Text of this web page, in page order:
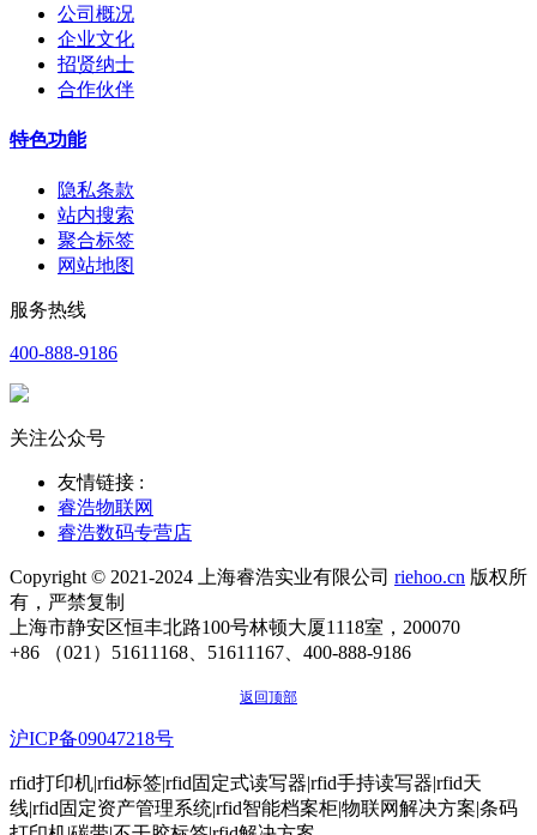
公司概况
企业文化
招贤纳士
合作伙伴
特色功能
隐私条款
站内搜索
聚合标签
网站地图
服务热线
400-888-9186
关注公众号
友情链接 :
睿浩物联网
睿浩数码专营店
Copyright © 2021-2024 上海睿浩实业有限公司 riehoo.cn 版权所
有，严禁复制
上海市静安区恒丰北路100号林顿大厦1118室，200070
+86 （021）51611168、51611167、400-888-9186
返回顶部
沪ICP备09047218号
rfid打印机|rfid标签|rfid固定式读写器|rfid手持读写器|rfid天
线|rfid固定资产管理系统|rfid智能档案柜|物联网解决方案|条码